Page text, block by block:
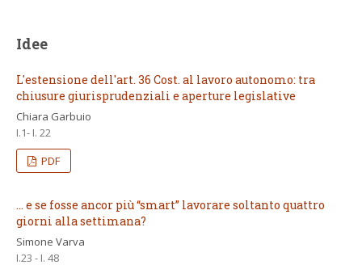
Idee
L'estensione dell'art. 36 Cost. al lavoro autonomo: tra
chiusure giurisprudenziali e aperture legislative
Chiara Garbuio
I.1- I. 22
PDF
… e se fosse ancor più “smart” lavorare soltanto quattro
giorni alla settimana?
Simone Varva
I.23 - I. 48